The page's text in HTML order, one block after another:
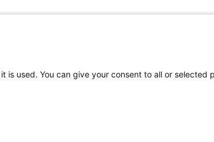
used. You can give your consent to all or selected